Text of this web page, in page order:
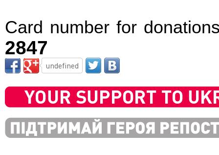
Card number for
2847
undefined